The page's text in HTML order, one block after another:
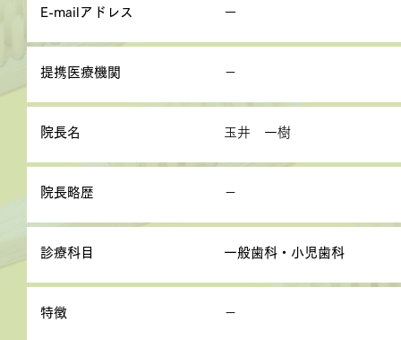
E-mailアドレス ー
提携医療機関 －
院長名 玉井 一樹
院長略歴 －
診療科目 一般歯科・小児歯科
特徴 －